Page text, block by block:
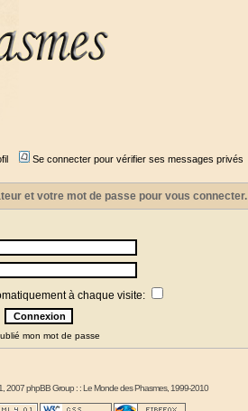
Se connecter pour vérifier ses messages privés
et votre mot de passe pour vous connecter.
à chaque visite:
mon mot de passe
2007 phpBB Group : :Le Monde des Phasmes, 1999-2010